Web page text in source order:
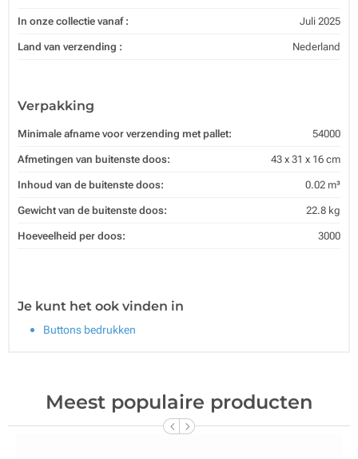
In onze collectie vanaf : Juli 2025
Land van verzending : Nederland
Verpakking
Minimale afname voor verzending met pallet: 54000
Afmetingen van buitenste doos: 43 x 31 x 16 cm
Inhoud van de buitenste doos: 0.02 m³
Gewicht van de buitenste doos: 22.8 kg
Hoeveelheid per doos: 3000
Je kunt het ook vinden in
Buttons bedrukken
Meest populaire producten